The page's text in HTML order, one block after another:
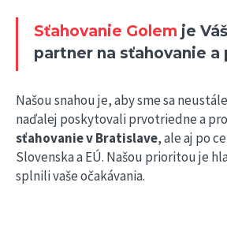
Sťahovanie Golem je
partner na sťahovanie a
Našou snahou je, aby sme sa
naďalej poskytovali prvotriedne a
sťahovanie v Bratislave, ale aj po
Slovenska a EÚ. Našou prioritou je
splnili vaše očakávania.